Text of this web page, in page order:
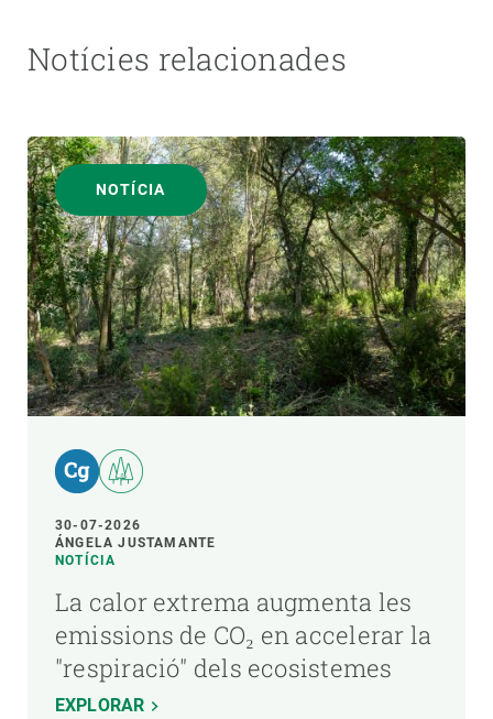
Notícies relacionades
NOTÍCIA
30-07-2026
ÁNGELA JUSTAMANTE
NOTÍCIA
La calor extrema augmenta les
emissions de CO₂ en accelerar la
"respiració" dels ecosistemes
EXPLORAR